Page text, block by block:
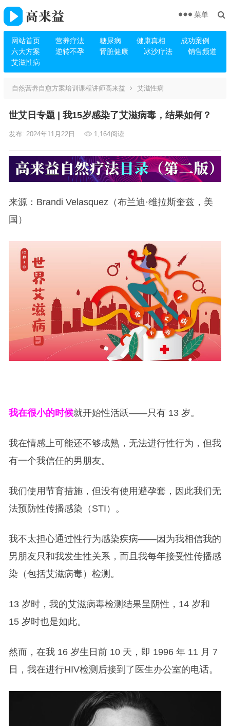
网站首页 营养疗法 糖尿病 健康真相
成功案例
六大方案
逆转不孕 肾脏健康 冰沙疗法
销售频道
艾滋性病
菜单
自然营养自愈方案培训课程讲师高来益 艾滋性病
世艾日专题 | 我15岁感染了艾滋病毒，结果如何？
发布: 2024年11月22日 1,164阅读
来源：Brandi Velasquez（布兰迪·维拉斯奎兹，美
国）
我在很小的时候就开始性活跃——只有 13 岁。
我在情感上可能还不够成熟，无法进行性行为，但我
有一个我信任的男朋友。
我们使用节育措施，但没有使用避孕套，因此我们无
法预防性传播感染（STI）。
我不太担心通过性行为感染疾病——因为我相信我的
男朋友只和我发生性关系，而且我每年接受性传播感
染（包括艾滋病毒）检测。
13 岁时，我的艾滋病毒检测结果呈阴性，14 岁和
15 岁时也是如此。
然而，在我 16 岁生日前 10 天，即 1996 年 11 月 7
日，我在进行HIV检测后接到了医生办公室的电话。